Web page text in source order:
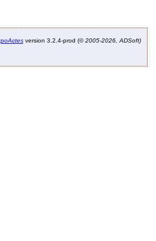
version 3.2.4-prod (©2005-2026, ADSoft)